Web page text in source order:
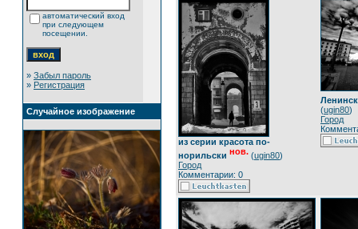
автоматический вход
при следующем
посещении.
» Забыл пароль
» Регистрация
Случайное изображение
из серии красота по-
норильски нов. (ugin80)
Город
Комментарии: 0
(ugin80)
Город